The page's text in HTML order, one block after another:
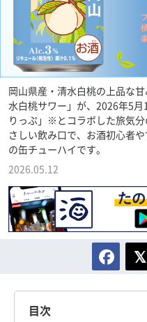
岡山県産・清水白桃の上品な
水白桃サワー」が、2026年5月
りっぷ」※とコラボした旅気
さしい飲み口で、お酒初心者
の缶チューハイです。
2026.05.12
目次